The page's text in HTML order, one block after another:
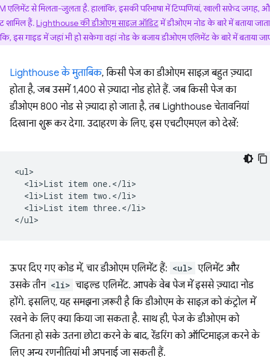
एलिमेंट से मिलता-जुलता है. हालांकि, इसकी परिभाषा में टिप्पणियां, खाली सफ़ेद जगह,
शामिल हैं.Lighthouse की डीओएम साइज़ ऑडिटमें डीओएम नोड के बारे में बताया
इस गाइड में जहां भी हो सकेगा वहां नोड के बजाय डीओएम एलिमेंट के बारे में बताया
Lighthouse के मुताबिक, किसी पेज का डीओएम साइज़ बहुत ज़्यादा
होता है, जब उसमें 1,400 से ज़्यादा नोड होते हैं. जब किसी पेज का
डीओएम 800 नोड से ज़्यादा हो जाता है, तब Lighthouse चेतावनियां
दिखाना शुरू कर देगा. उदाहरण के लिए, इस एचटीएमएल को देखें:
<ul>
  <li>List item one.</li>
  <li>List item two.</li>
  <li>List item three.</li>
ऊपर दिए गए कोड में, चार डीओएम एलिमेंट हैं: <ul> एलिमेंट और
उसके तीन <li> चाइल्ड एलिमेंट. आपके वेब पेज में इससे ज़्यादा नोड
होंगे. इसलिए, यह समझना ज़रूरी है कि डीओएम के साइज़ को कंट्रोल में
रखने के लिए क्या किया जा सकता है. साथ ही, पेज के डीओएम को
जितना हो सके उतना छोटा करने के बाद, रेंडरिंग को ऑप्टिमाइज़ करने के
लिए अन्य रणनीतियां भी अपनाई जा सकती हैं.